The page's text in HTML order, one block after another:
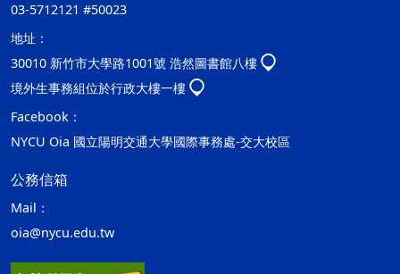
03-5712121 #50023
地址：
30010 新竹市大學路1001號 浩然圖書館八樓
境外生事務組位於行政大樓一樓
Facebook：
NYCU Oia 國立陽明交通大學國際事務處-交大校區
公務信箱
Mail：
oia@nycu.edu.tw